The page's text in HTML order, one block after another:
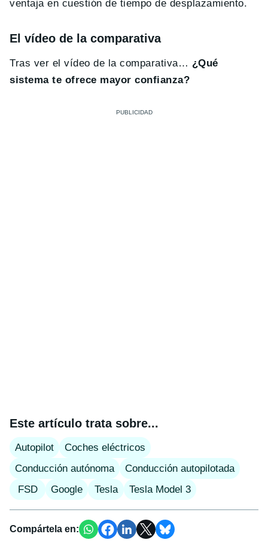
ventaja en cuestión de tiempo de desplazamiento.
El vídeo de la comparativa
Tras ver el vídeo de la comparativa… ¿Qué
sistema te ofrece mayor confianza?
Este artículo trata sobre...
Autopilot
Coches eléctricos
Conducción autónoma
Conducción autopilotada
FSD
Google Tesla Tesla Model 3
Compártela en: